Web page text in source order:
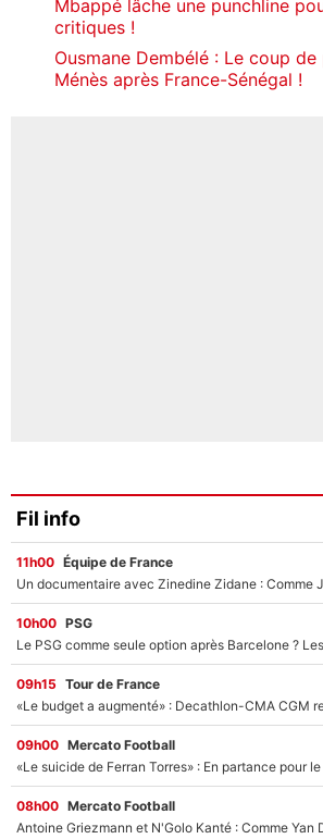
Mbappé lâche une punchline
critiques !
Ousmane Dembélé : Le coup
Ménès après France-Sénégal !
Fil info
11h00 Équipe de France
10h00 PSG
09h15 Tour de France
09h00 Mercato Football
08h00 Mercato Football